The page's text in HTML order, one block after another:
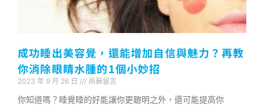
成功睡出美容覺，還能增加自信與魅力？再教
你消除眼睛水腫的1個小妙招
2023 年 9 月 26 日 尚無留言
你知道嗎？睡覺睡的好能讓你更聰明之外，還可能提高你